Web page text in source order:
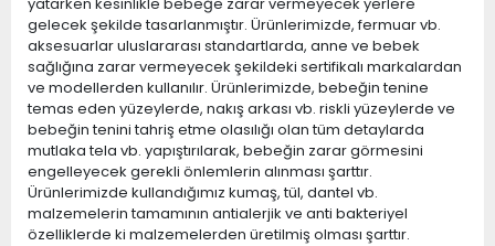
gelecek şekilde tasarlanmıştır. Ürünlerimizde, fermuar vb.
aksesuarlar uluslararası standartlarda, anne ve bebek
sağlığına zarar vermeyecek şekildeki sertifikalı markalardan
ve modellerden kullanılır. Ürünlerimizde, bebeğin tenine
temas eden yüzeylerde, nakış arkası vb. riskli yüzeylerde ve
bebeğin tenini tahriş etme olasılığı olan tüm detaylarda
mutlaka tela vb. yapıştırılarak, bebeğin zarar görmesini
engelleyecek gerekli önlemlerin alınması şarttır.
Ürünlerimizde kullandığımız kumaş, tül, dantel vb.
malzemelerin tamamının antialerjik ve anti bakteriyel
özelliklerde ki malzemelerden üretilmiş olması şarttır.